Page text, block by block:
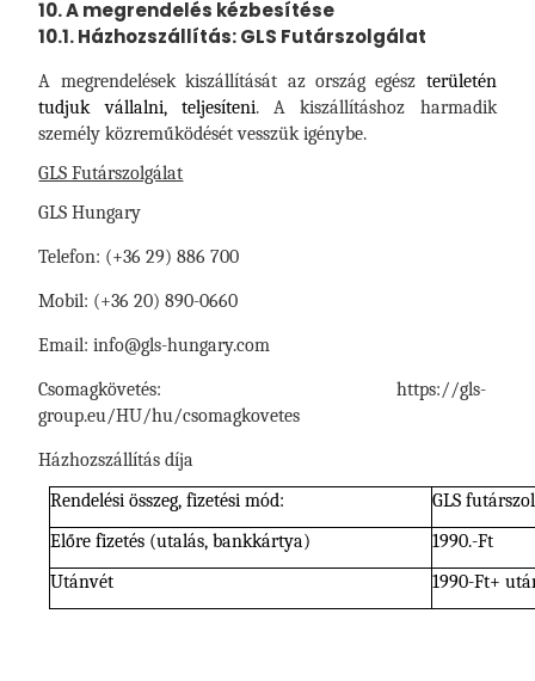
10. A megrendelés kézbesítése
10.1. Házhozszállítás: GLS Futárszolgálat
A megrendelések kiszállítását az ország egész területén
tudjuk vállalni, teljesíteni. A kiszállításhoz harmadik
személy közreműködését vesszük igénybe.
GLS Futárszolgálat
GLS Hungary
Telefon: (+36 29) 886 700
Mobil: (+36 20) 890-0660
Email: info@gls-hungary.com
Csomagkövetés: https://gls-
group.eu/HU/hu/csomagkovetes
Házhozszállítás díja
Rendelési összeg, fizetési mód:
GLS
Előre fizetés (utalás, bankkártya)
1990.-Ft
Utánvét
1990-Ft+